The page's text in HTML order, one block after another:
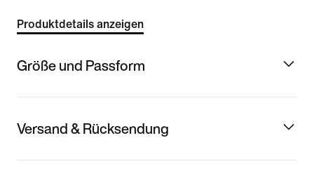
Produktdetails anzeigen
Größe und Passform
Versand & Rücksendung